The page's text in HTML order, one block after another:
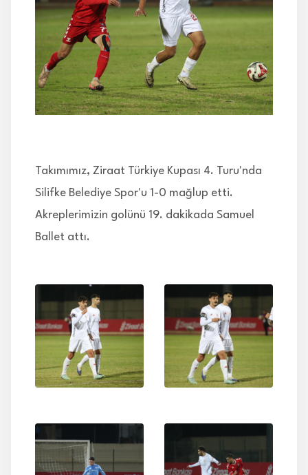
Takımımız, Ziraat Türkiye Kupası 4. Turu'nda
Silifke Belediye Spor'u 1-0 mağlup etti.
Akreplerimizin golünü 19. dakikada Samuel
Ballet attı.